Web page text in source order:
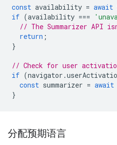
const availability = await
if (availability ===
// The Summarizer API
return ;
}
// Check for user
if (navigator .
const summarizer = await
}
分配预期语言